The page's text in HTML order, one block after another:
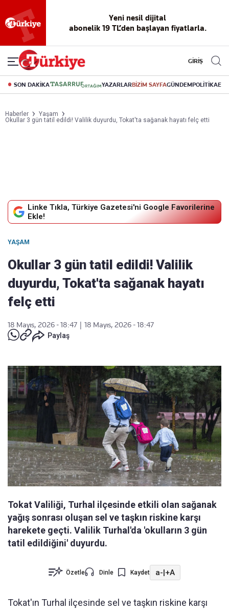
okuma
deneyimi
dijital arşiv
Akıllı haber
asistanı
Eski gazeteleri
indirme
canlı soru
cevap
GİRİŞ
SON DAKİKA YAZARLARBİZİM SAYFAGÜNDEMPOLİTİKA
Haberler
Yaşam
Okullar 3 gün tatil edildi! Valilik duyurdu, Tokat'ta sağanak hayatı felç etti
Linke Tıkla, Türkiye Gazetesi'ni Google Favorilerine
Ekle!
YAŞAM
Okullar 3 gün tatil edildi! Valilik
duyurdu, Tokat'ta sağanak hayatı
felç etti
18 Mayıs, 2026 - 18:47
18 Mayıs, 2026 - 18:47
Paylaş
Tokat Valiliği, Turhal ilçesinde etkili olan sağanak
yağış sonrası oluşan sel ve taşkın riskine karşı
harekete geçti. Valilik Turhal'da 'okulların 3 gün
tatil edildiğini' duyurdu.
Özetle Dinle Kaydet a-|+A
Tokat'ın Turhal ilçesinde sel ve taşkın riskine karşı